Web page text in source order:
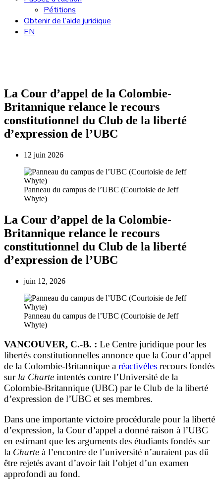
Pétitions
Obtenir de l’aide juridique
EN
La Cour d’appel de la Colombie-
Britannique relance le recours
constitutionnel du Club de la liberté
d’expression de l’UBC
12 juin 2026
Panneau du campus de l’UBC (Courtoisie de Jeff
Whyte)
La Cour d’appel de la Colombie-
Britannique relance le recours
constitutionnel du Club de la liberté
d’expression de l’UBC
juin 12, 2026
Panneau du campus de l’UBC (Courtoisie de Jeff
Whyte)
VANCOUVER, C.-B. : Le Centre juridique pour les
libertés constitutionnelles annonce que la Cour d’appel
de la Colombie-Britannique a réactivéles recours fondés
sur la Charte intentés contre l’Université de la
Colombie-Britannique (UBC) par le Club de la liberté
d’expression de l’UBC et ses membres.
Dans une importante victoire procédurale pour la liberté
d’expression, la Cour d’appel a donné raison à l’UBC
en estimant que les arguments des étudiants fondés sur
la Charte à l’encontre de l’université n’auraient pas dû
être rejetés avant d’avoir fait l’objet d’un examen
approfondi au fond.